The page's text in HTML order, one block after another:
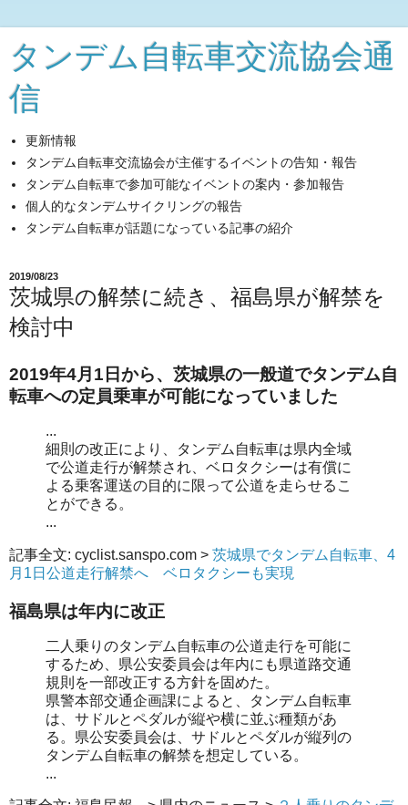
タンデム自転車交流協会通
信
更新情報
タンデム自転車交流協会が主催するイベントの告知・報告
タンデム自転車で参加可能なイベントの案内・参加報告
個人的なタンデムサイクリングの報告
タンデム自転車が話題になっている記事の紹介
2019/08/23
茨城県の解禁に続き、福島県が解禁を
検討中
2019年4月1日から、茨城県の一般道でタンデム自
転車への定員乗車が可能になっていました
...
細則の改正により、タンデム自転車は県内全域
で公道走行が解禁され、ベロタクシーは有償に
よる乗客運送の目的に限って公道を走らせるこ
とができる。
...
記事全文: cyclist.sanspo.com > 茨城県でタンデム自転車、4
月1日公道走行解禁へ ベロタクシーも実現
福島県は年内に改正
二人乗りのタンデム自転車の公道走行を可能に
するため、県公安委員会は年内にも県道路交通
規則を一部改正する方針を固めた。
県警本部交通企画課によると、タンデム自転車
は、サドルとペダルが縦や横に並ぶ種類があ
る。県公安委員会は、サドルとペダルが縦列の
タンデム自転車の解禁を想定している。
...